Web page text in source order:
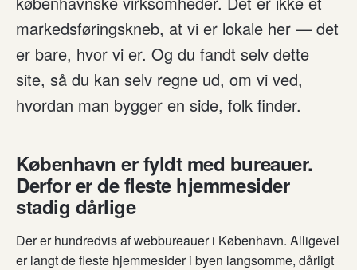
markedsføringskneb, at vi er lokale her — det
er bare, hvor vi er. Og du fandt selv dette
site, så du kan selv regne ud, om vi ved,
hvordan man bygger en side, folk finder.
København er fyldt med bureauer.
Derfor er de fleste hjemmesider
stadig dårlige
Der er hundredvis af webbureauer i København. Alligevel
er langt de fleste hjemmesider i byen langsomme, dårligt